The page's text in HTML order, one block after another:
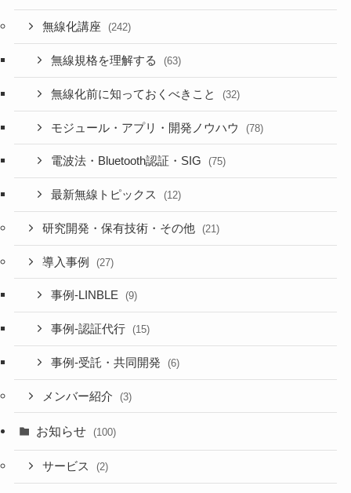
無線化講座 (242)
無線規格を理解する (63)
無線化前に知っておくべきこと (32)
モジュール・アプリ・開発ノウハウ (78)
電波法・Bluetooth認証・SIG (75)
最新無線トピックス (12)
研究開発・保有技術・その他 (21)
導入事例 (27)
事例-LINBLE (9)
事例-認証代行 (15)
事例-受託・共同開発 (6)
メンバー紹介 (3)
お知らせ (100)
サービス (2)